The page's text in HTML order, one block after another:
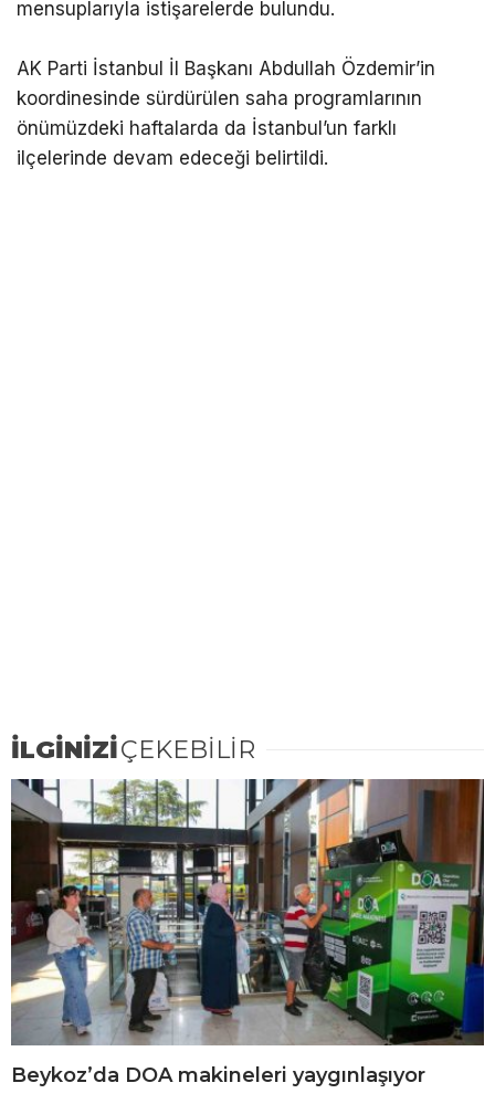
mensuplarıyla istişarelerde bulundu.
AK Parti İstanbul İl Başkanı Abdullah Özdemir’in
koordinesinde sürdürülen saha programlarının
önümüzdeki haftalarda da İstanbul’un farklı
ilçelerinde devam edeceği belirtildi.
İLGİNİZİÇEKEBİLİR
Beykoz’da DOA makineleri yaygınlaşıyor